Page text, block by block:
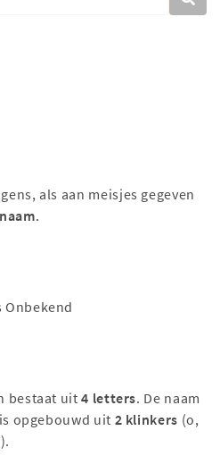
als aan meisjes gegeven
.
Onbekend
bestaat uit4 letters. De naam
opgebouwd uit 2 klinkers (o,